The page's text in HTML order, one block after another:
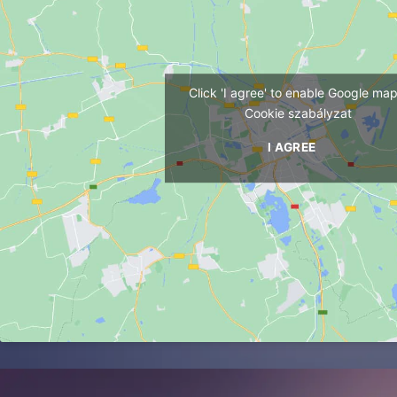
Click 'I agree' to enable Google
Cookie szabályzat
I AGREE